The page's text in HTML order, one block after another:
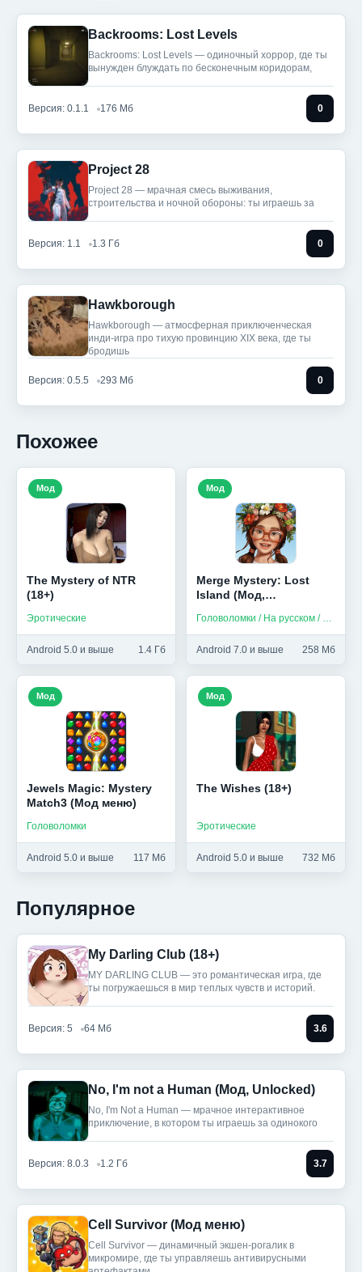
Backrooms: Lost Levels
Backrooms: Lost Levels — одиночный хоррор, где ты
вынужден блуждать по бесконечным коридорам,
Версия: 0.1.1 176 Мб 0
Project 28
Project 28 — мрачная смесь выживания,
строительства и ночной обороны: ты играешь за
Версия: 1.1 1.3 Гб 0
Hawkborough
Hawkborough — атмосферная приключенческая
инди-игра про тихую провинцию XIX века, где ты
бродишь
Версия: 0.5.5 293 Мб 0
Похожее
The Mystery of NTR
(18+)
Эротические
Android 5.0 и выше 1.4 Гб
Мод
Merge Mystery: Lost
Island (Мод,
Android 7.0 и выше 258 Мб
Мод
Jewels Magic: Mystery
Match3 (Мод меню)
Головоломки
Android 5.0 и выше 117 Мб
Мод
The Wishes (18+)
Эротические
Android 5.0 и выше 732 Мб
Мод
Популярное
My Darling Club (18+)
MY DARLING CLUB — это романтическая игра, где
ты погружаешься в мир теплых чувств и историй.
Версия: 5 64 Мб 3.6
No, I'm not a Human (Мод, Unlocked)
No, I'm Not a Human — мрачное интерактивное
приключение, в котором ты играешь за одинокого
Версия: 8.0.3 1.2 Гб 3.7
Cell Survivor (Мод меню)
Cell Survivor — динамичный экшен-рогалик в
микромире, где ты управляешь антивирусными